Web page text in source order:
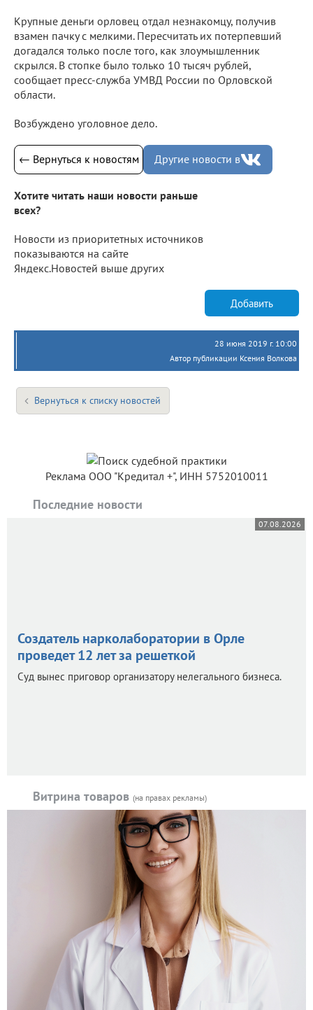
Крупные деньги орловец отдал незнакомцу, получив
взамен пачку с мелкими. Пересчитать их потерпевший
догадался только после того, как злоумышленник
скрылся. В стопке было только 10 тысяч рублей,
сообщает пресс-служба УМВД России по Орловской
области.
Возбуждено уголовное дело.
← Вернуться к новостям Другие новости в
Хотите читать наши новости раньше
всех?
Новости из приоритетных источников
показываются на сайте
Яндекс.Новостей выше других
Добавить
28 июня 2019 г. 10:00
Автор публикации Ксения Волкова
Вернуться к списку новостей
Реклама ООО "Кредитал +", ИНН 5752010011
Последние новости
07.08.2026
Создатель нарколаборатории в Орле
проведет 12 лет за решеткой
Суд вынес приговор организатору нелегального бизнеса.
Витрина товаров (на правах рекламы)